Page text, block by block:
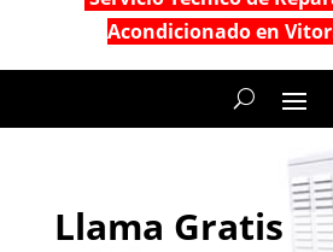
Acondicionado en
Llama Gratis